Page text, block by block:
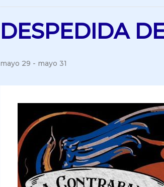
DESPEDIDA
mayo 29 - mayo 31